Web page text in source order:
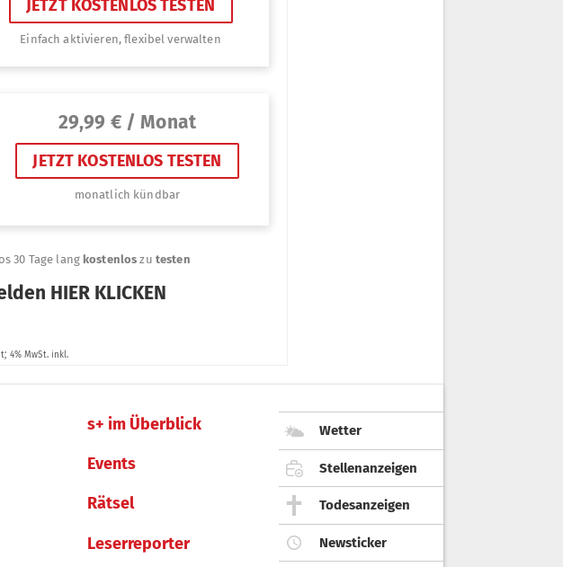
s+ im Überblick
Events
Rätsel
Leserreporter
Wetter
Stellenanzeigen
Todesanzeigen
Newsticker